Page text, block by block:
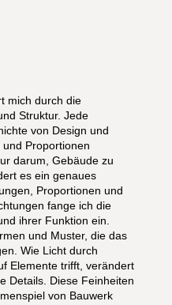
mich durch die
Struktur. Jede
von Design und
Proportionen
darum, Gebäude zu
es ein genaues
Proportionen und
fange ich die
ihrer Funktion ein.
und Muster, die das
Wie Licht durch
Elemente trifft, verändert
Details. Diese Feinheiten
von Bauwerk